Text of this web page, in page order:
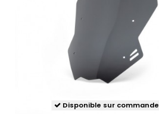
Disponible sur commande